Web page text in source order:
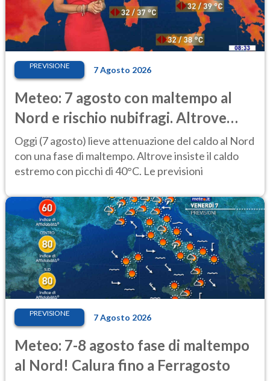
PREVISIONE 7 Agosto 2026
Meteo: 7 agosto con maltempo al
Nord e rischio nubifragi. Altrove
caldo estremo
Oggi (7 agosto) lieve attenuazione del caldo al Nord
con una fase di maltempo. Altrove insiste il caldo
estremo con picchi di 40°C. Le previsioni
PREVISIONE 7 Agosto 2026
Meteo: 7-8 agosto fase di maltempo
al Nord! Calura fino a Ferragosto